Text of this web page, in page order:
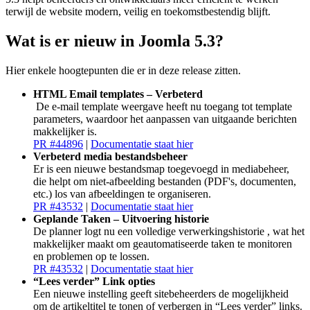
terwijl de website modern, veilig en toekomstbestendig blijft.
Wat is er nieuw in Joomla 5.3?
Hier enkele hoogtepunten die er in deze release zitten.
HTML Email templates – Verbeterd
De e-mail template weergave heeft nu toegang tot template
parameters, waardoor het aanpassen van uitgaande berichten
makkelijker is.
PR #44896 | Documentatie staat hier
Verbeterd media bestandsbeheer
Er is een nieuwe bestandsmap toegevoegd in mediabeheer,
die helpt om niet-afbeelding bestanden (PDF's, documenten,
etc.) los van afbeeldingen te organiseren.
PR #43532 | Documentatie staat hier
Geplande Taken – Uitvoering historie
De planner logt nu een volledige verwerkingshistorie , wat het
makkelijker maakt om geautomatiseerde taken te monitoren
en problemen op te lossen.
PR #43532 | Documentatie staat hier
“Lees verder” Link opties
Een nieuwe instelling geeft sitebeheerders de mogelijkheid
om de artikeltitel te tonen of verbergen in “Lees verder” links.